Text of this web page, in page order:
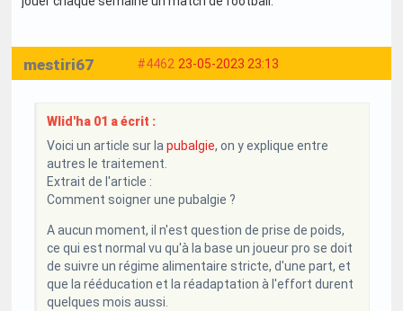
#4462 23-05-2023 23:13
mestiri67
Wlid'ha 01 a écrit :
Voici un article sur lapubalgie, on y explique entre
autres le traitement.
Extrait de l'article :
Comment soigner une pubalgie ?
A aucun moment, il n'est question de prise de poids,
ce qui est normal vu qu'à la base un joueur pro se doit
de suivre un régime alimentaire stricte, d'une part, et
que la rééducation et la réadaptation à l'effort durent
quelques mois aussi.